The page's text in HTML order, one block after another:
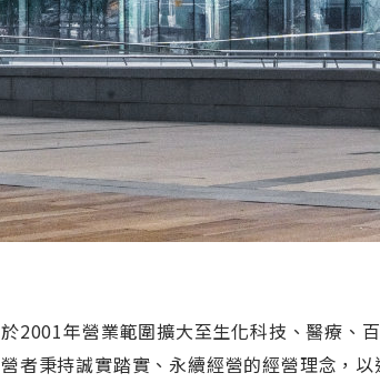
於2001年營業範圍擴大至生化科技、醫療、
營者秉持誠實踏實、永續經營的經營理念，